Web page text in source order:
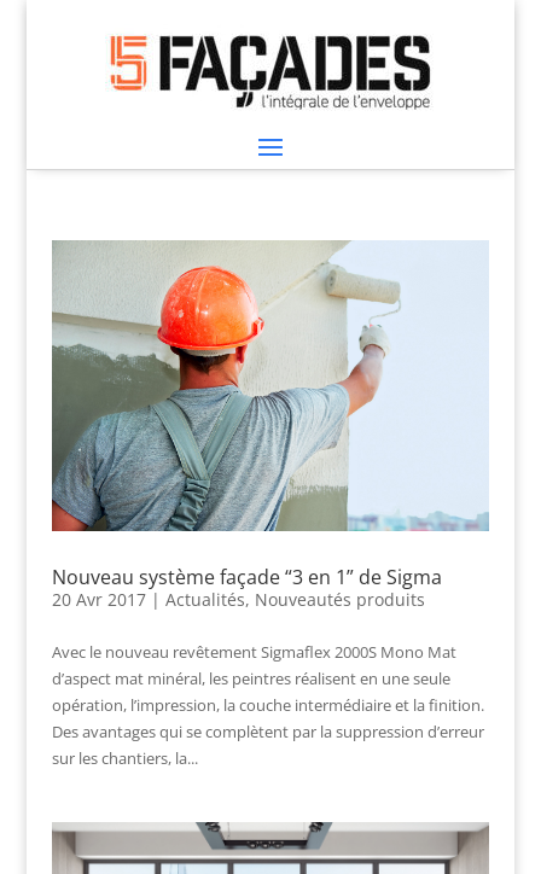
Nouveau système façade “3 en 1” de Sigma
20 Avr 2017| Actualités, Nouveautés produits
Avec le nouveau revêtement Sigmaflex 2000S Mono Mat
d’aspect mat minéral, les peintres réalisent en une seule
opération, l’impression, la couche intermédiaire et la finition.
Des avantages qui se complètent par la suppression d’erreur
sur les chantiers, la...